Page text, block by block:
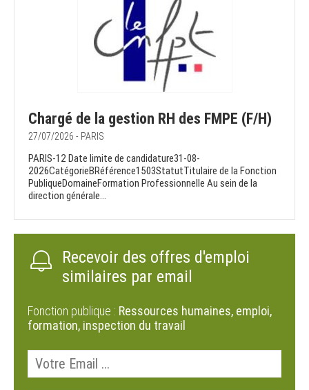
Chargé de la gestion RH des FMPE (F/H)
27/07/2026 - PARIS
PARIS-12 Date limite de candidature31-08-
2026CatégorieBRéférence1503StatutTitulaire de la Fonction
PubliqueDomaineFormation Professionnelle Au sein de la
direction générale...
Recevoir des offres d'emploi
similaires par email
Fonction publique : Ressources humaines, emploi,
formation, inspection du travail